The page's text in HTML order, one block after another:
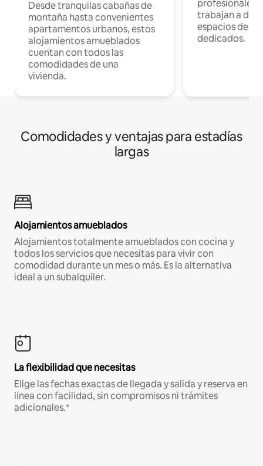
Desde tranquilas cabañas de
montaña hasta convenientes
apartamentos urbanos, estos
alojamientos amueblados
cuentan con todos las
comodidades de una
vivienda.
profesionales
trabajan a
espacios de
dedicados.
Comodidades y ventajas para estadías
largas
Alojamientos amueblados
Alojamientos totalmente amueblados con cocina y
todos los servicios que necesitas para vivir con
comodidad durante un mes o más. Es la alternativa
ideal a un subalquiler.
La flexibilidad que necesitas
Elige las fechas exactas de llegada y salida y reserva en
línea con facilidad, sin compromisos ni trámites
adicionales.*